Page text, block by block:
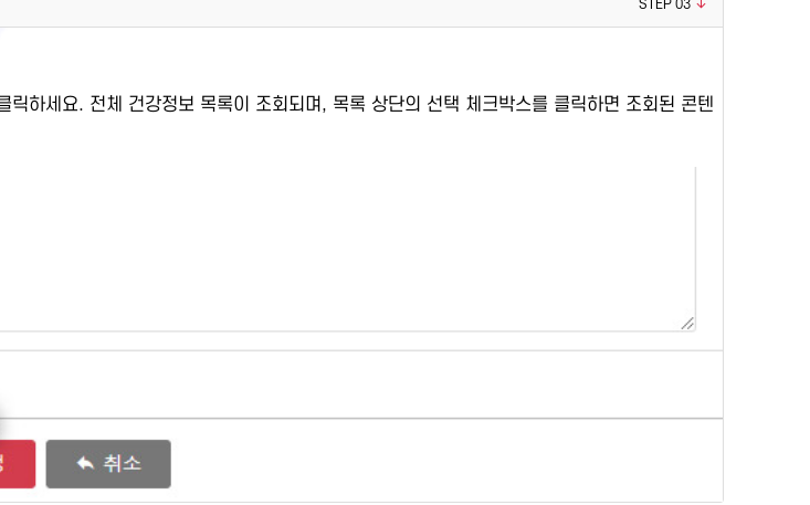
STEP 03
하세요. 전체 건강정보 목록이 조회되며, 목록 상단의 선택 체크박스를 클릭하면 조회된 콘텐